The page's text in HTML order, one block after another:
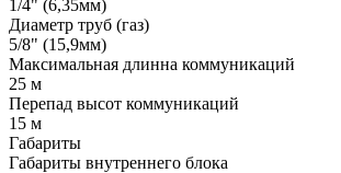
1/4" (6,35мм)
Диаметр труб (газ)
5/8" (15,9мм)
Максимальная длинна коммуникаций
25 м
Перепад высот коммуникаций
15 м
Габариты
Габариты внутреннего блока